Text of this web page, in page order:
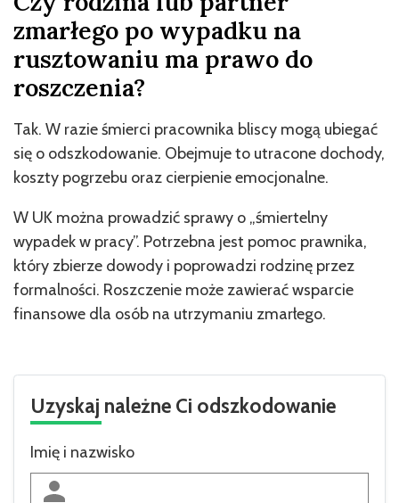
zmarłego po wypadku na
rusztowaniu ma prawo do
roszczenia?
Tak. W razie śmierci pracownika bliscy mogą ubiegać
się o odszkodowanie. Obejmuje to utracone dochody,
koszty pogrzebu oraz cierpienie emocjonalne.
W UK można prowadzić sprawy o „śmiertelny
wypadek w pracy”. Potrzebna jest pomoc prawnika,
który zbierze dowody i poprowadzi rodzinę przez
formalności. Roszczenie może zawierać wsparcie
finansowe dla osób na utrzymaniu zmarłego.
Uzyskaj należne Ci odszkodowanie
Imię i nazwisko